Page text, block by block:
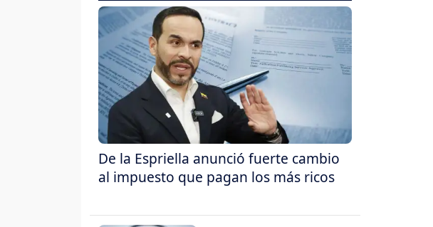
De la Espriella anunció fuerte cambio
al impuesto que pagan los más ricos